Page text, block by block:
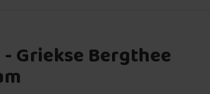
Griekse Bergthee